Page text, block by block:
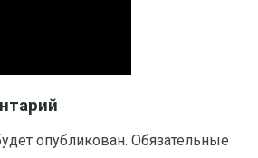
опубликован. Обязательные